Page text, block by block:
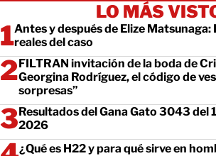
LO MÁS
Antes y después de Elize Matsunaga:
reales del caso
FILTRAN invitación de la boda de
Georgina Rodríguez, el código de
sorpresas”
Resultados del Gana Gato 3043 del
2026
¿Qué es H22 y para qué sirve en